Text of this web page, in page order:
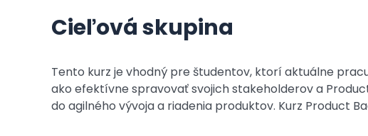
Cieľová skupina
Tento kurz je vhodný pre študentov, ktorí aktuálne
ako efektívne spravovať svojich stakeholderov a
do agilného vývoja a riadenia produktov. Kurz Product